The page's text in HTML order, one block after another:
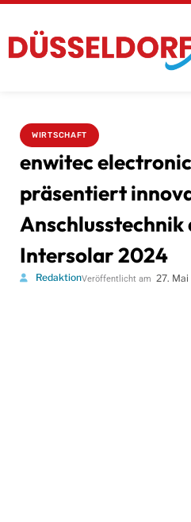
WIRTSCHAFT
enwitec
präsentiert
Anschlusstechnik
Intersolar 2024
RedaktionVeröffentlicht am 27.